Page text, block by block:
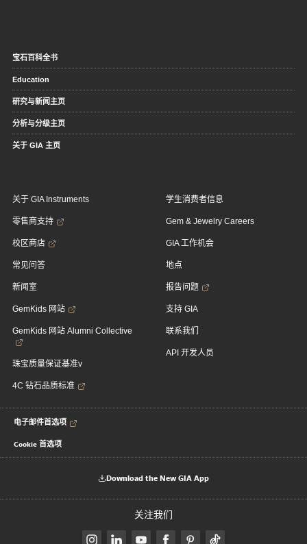
宝石百科全书
Education
研究与新闻主页
分析与分级主页
关于 GIA 主页
关于 GIA Instruments
零售商支持
校区商店
常见问答
新闻室
GemKids 网站
GemKids 网站 Alumni Collective
珠宝质量保证基准v
4C 钻石品质标准
学生消费者信息
Gem & Jewelry Careers
GIA 工作机会
地点
报告问题
支持 GIA
联系我们
API 开发人员
电子邮件首选项
Cookie 首选项
Download the New GIA App
关注我们